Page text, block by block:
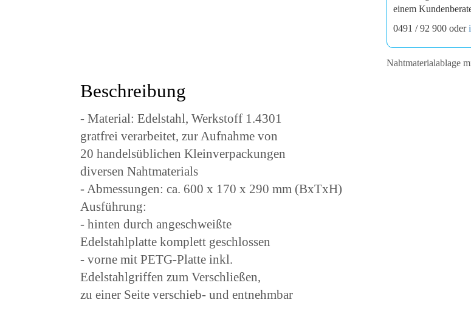
einem
0491 / 92 900 oder
Nahtmaterialablage
Beschreibung
- Material: Edelstahl, Werkstoff 1.4301
gratfrei verarbeitet, zur Aufnahme von
20 handelsüblichen Kleinverpackungen
diversen Nahtmaterials
- Abmessungen: ca. 600 x 170 x 290 mm (BxTxH)
Ausführung:
- hinten durch angeschweißte
Edelstahlplatte komplett geschlossen
- vorne mit PETG-Platte inkl.
Edelstahlgriffen zum Verschließen,
zu einer Seite verschieb- und entnehmbar